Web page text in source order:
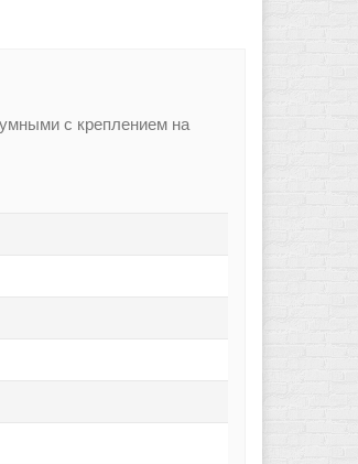
с креплением на